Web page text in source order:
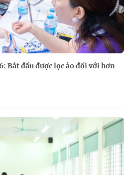
Bắt đầu được lọc ảo đối với hơn